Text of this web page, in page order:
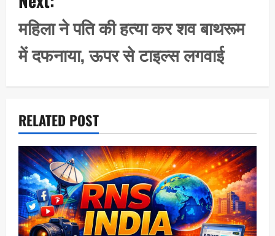
g
a
t
i
o
महिला ने पति की हत्या कर शव बाथरूम
में दफनाया, ऊपर से टाइल्स लगवाई
RELATED POST